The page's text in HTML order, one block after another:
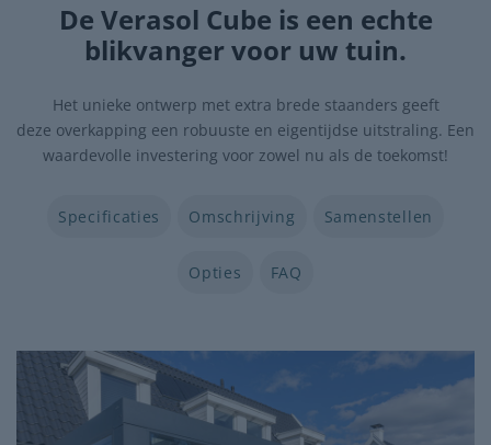
De Verasol Cube is een echte
blikvanger voor uw tuin.
Het unieke ontwerp met extra brede staanders geeft
deze overkapping een robuuste en eigentijdse uitstraling. Een
waardevolle investering voor zowel nu als de toekomst!
Specificaties Omschrijving Samenstellen
Opties FAQ